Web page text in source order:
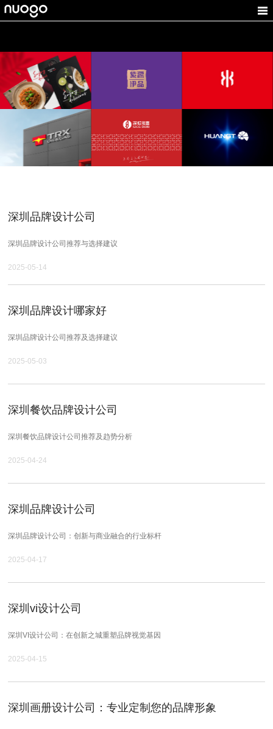
沃恬
食品VI设计,企业VI设计,
深圳品牌设计
TRX天任星
VI设计公司,品牌设计公
紫源伊品
保健品LOGO设计,产品
深粮多喜
粮食企业品牌设计,商城
LOGO设计
康纳一品
体育器材logo设计，VI
煌台光电
光电LOGO设计, 工业品
牌设计
深圳品牌设计公司
深圳品牌设计公司推荐与选择建议
2025-05-14
深圳品牌设计哪家好
深圳品牌设计公司推荐及选择建议
2025-05-03
深圳餐饮品牌设计公司
深圳餐饮品牌设计公司推荐及趋势分析
2025-04-24
深圳品牌设计公司
深圳品牌设计公司：创新与商业融合的行业标杆
2025-04-17
深圳vi设计公司
深圳VI设计公司：在创新之城重塑品牌视觉基因
2025-04-15
深圳画册设计公司：专业定制您的品牌形象